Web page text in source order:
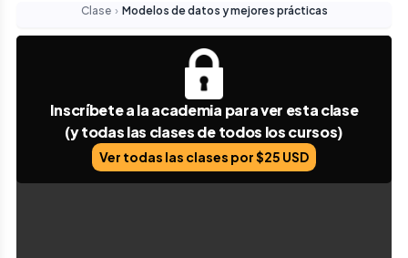
Clase › Modelos de datos y mejores prácticas
Inscríbete a la academia para ver esta clase
(y todas las clases de todos los cursos)
Ver todas las clases por $25 USD